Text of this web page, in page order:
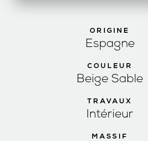
ORIGINE
Espagne
COULEUR
Beige Sable
TRAVAUX
Intérieur
MASSIF